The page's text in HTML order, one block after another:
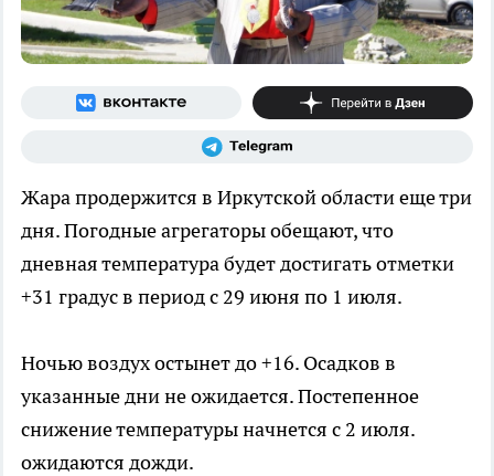
Жара продержится в Иркутской области еще три
дня. Погодные агрегаторы обещают, что
дневная температура будет достигать отметки
+31 градус в период с 29 июня по 1 июля.
Ночью воздух остынет до +16. Осадков в
указанные дни не ожидается. Постепенное
снижение температуры начнется с 2 июля.
ожидаются дожди.